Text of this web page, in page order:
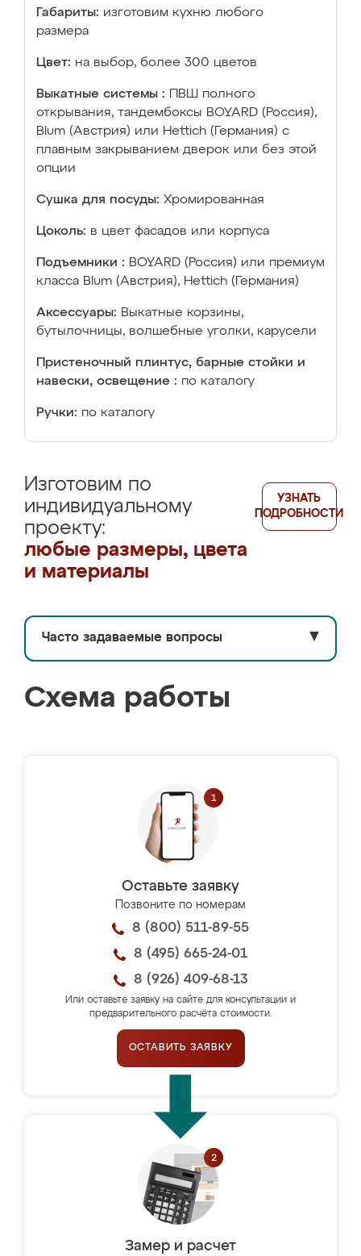
Габариты: изготовим кухню любого
размера
Цвет: на выбор, более 300 цветов
Выкатные системы :
ПВШ полного
открывания, тандембоксы BOYARD (Россия),
Blum (Австрия) или Hettich (Германия) с
плавным закрыванием дверок или без этой
опции
Сушка для посуды: Хромированная
Цоколь: в цвет фасадов или корпуса
Подъемники : BOYARD (Россия) или премиум
класса Blum (Австрия), Hettich (Германия)
Аксессуары: Выкатные корзины,
бутылочницы, волшебные уголки, карусели
Пристеночный плинтус, барные стойки и
навески, освещение : по каталогу
Ручки: по каталогу
Изготовим по
индивидуальному
проекту:
любые размеры, цвета
и материалы
УЗНАТЬ
ПОДРОБНОСТИ
Часто задаваемые вопросы ▼
Схема работы
Оставьте заявку
Позвоните по номерам
8 (800) 511-89-55
8 (495) 665-24-01
8 (926) 409-68-13
Или оставьте заявку на сайте для консультации и
предварительного расчёта стоимости.
ОСТАВИТЬ ЗАЯВКУ
Замер и расчет